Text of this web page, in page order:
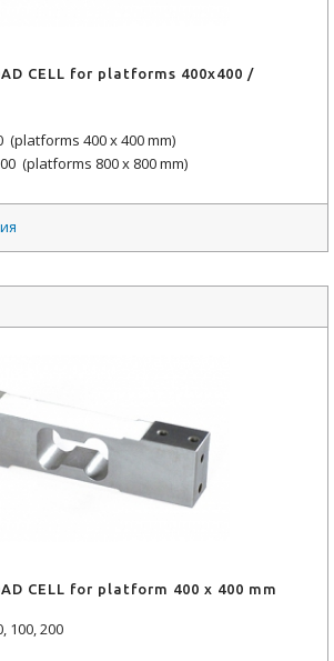
CELL for platforms 400x400 /
(platforms 400 x 400 mm)
(platforms 800 x 800 mm)
CELL for platform 400 x 400 mm
100, 200